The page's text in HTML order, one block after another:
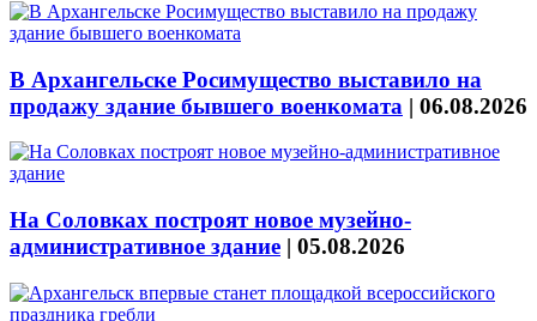
В Архангельске Росимущество выставило на
продажу здание бывшего военкомата | 06.08.2026
На Соловках построят новое музейно-
административное здание | 05.08.2026